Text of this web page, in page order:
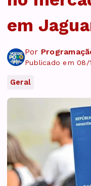
em
Por
Publicado em 08/
Geral